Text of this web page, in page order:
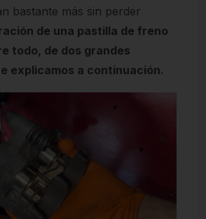
bastante más sin perder
de una pastilla de freno
todo, de dos grandes
explicamos a continuación.